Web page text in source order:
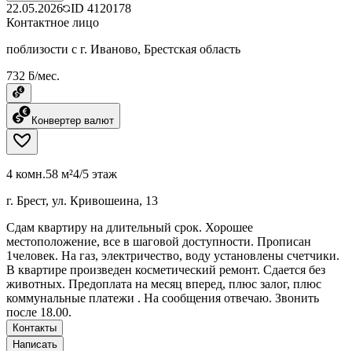
22.05.2026 ID 4120178
Контактное лицо
поблизости с г. Иваново, Брестская область
732 ƃ/мес.
Конвертер валют
4 комн.58 м²4/5 этаж
г. Брест, ул. Кривошеина, 13
Сдам квартиру на длительный срок. Хорошее
местоположение, все в шаговой доступности. Прописан
1человек. На газ, электричество, воду установлены счетчики.
В квартире произведен косметический ремонт. Сдается без
животных. Предоплата на месяц вперед, плюс залог, плюс
коммунальные платежи . На сообщения отвечаю. Звонить
после 18.00.
Контакты
Написать